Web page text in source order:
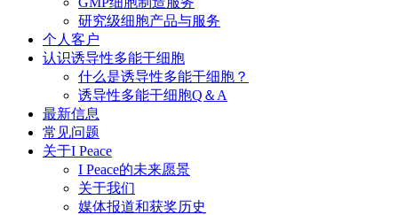
研究级细胞产品与服务
个人客户
认识诱导性多能干细胞
什么是诱导性多能干细胞？
诱导性多能干细胞Q＆A
最新信息
常见问题
关于I Peace
I Peace的未来愿景
关于我们
媒体报道和获奖历史